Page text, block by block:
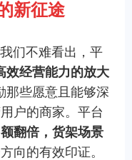
新征途
们不难看出，平
效经营能力的放大
那些愿意且能够深
户的商家。平台
翻倍，货架场景
向的有效印证。